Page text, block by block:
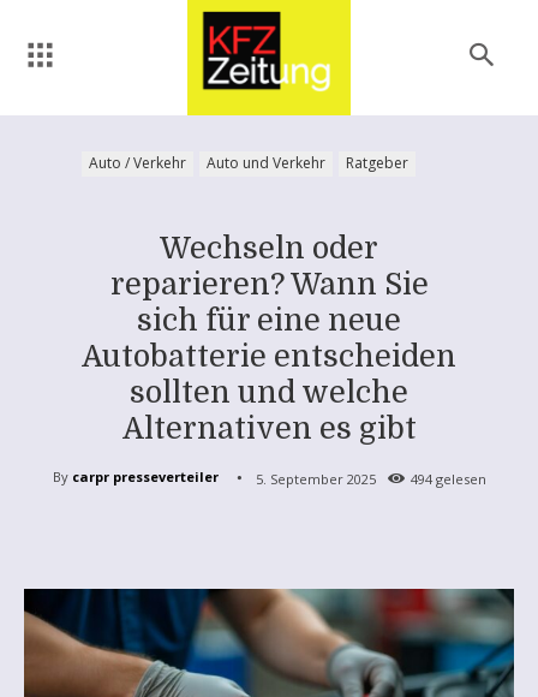
Auto / Verkehr Auto und Verkehr Ratgeber
Wechseln oder
reparieren? Wann Sie
sich für eine neue
Autobatterie entscheiden
sollten und welche
Alternativen es gibt
By carpr presseverteiler 5. September 2025 494gelesen